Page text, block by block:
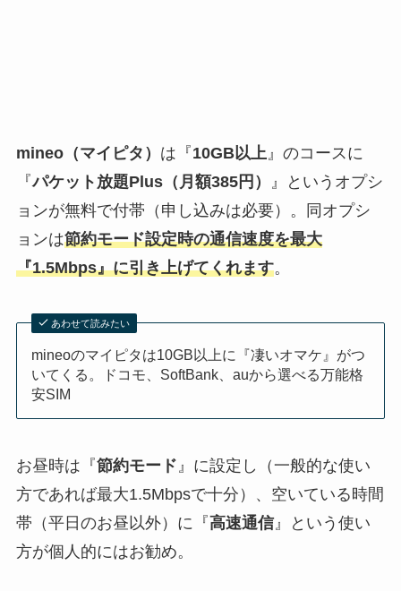
mineo（マイピタ） は『10GB以上』のコースに
『パケット放題Plus（月額385円）
』というオプシ
ョンが無料で付帯（申し込みは必要）。同オプシ
ョンは節約モード設定時の通信速度を最大
『1.5Mbps』に引き上げてくれます。
あわせて読みたい
mineoのマイピタは10GB以上に『凄いオマケ』がつ
いてくる。ドコモ、SoftBank、auから選べる万能格
安SIM
お昼時は『節約モード』に設定し（一般的な使い
方であれば最大1.5Mbpsで十分）、空いている時間
帯（平日のお昼以外）に『高速通信』という使い
方が個人的にはお勧め。